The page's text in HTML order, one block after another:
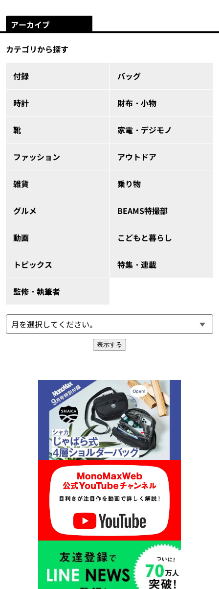
アーカイブ
カテゴリから探す
付録 バッグ
時計 財布・小物
靴 家電・デジモノ
ファッション アウトドア
雑貨 乗り物
グルメ BEAMS特撮部
動画 こどもと暮らし
トピックス 特集・連載
監修・執筆者
表示する